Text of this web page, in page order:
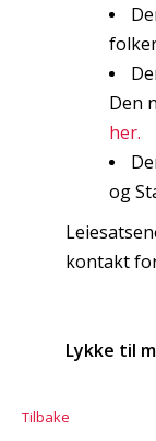
Den
her.
og
kontakt
Lykke til
Tilbake